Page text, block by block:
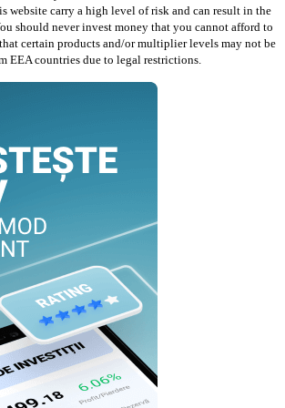
website carry a high level of risk and can result in the
should never invest money that you cannot afford to
certain products and/or multiplier levels may not be
EEA countries due to legal restrictions.